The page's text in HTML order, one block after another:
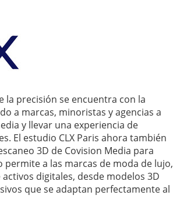
la precisión se encuentra con la
a marcas, minoristas y agencias a
y llevar una experiencia de
El estudio CLX Paris ahora también
3D de Covision Media para
a las marcas de moda de lujo,
digitales, desde modelos 3D
que se adaptan perfectamente al